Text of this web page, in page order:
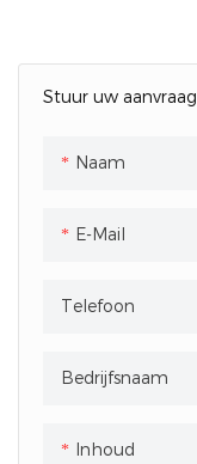
Stuur uw aanvraag
Naam
E-Mail
Telefoon
Bedrijfsnaam
Inhoud